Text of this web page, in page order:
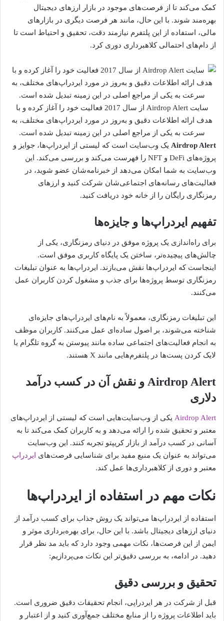
کمک می‌کند تا از فرصت‌های موجود در بازار ارزهای دیجیتال
بهره‌مند شوند. با این حال، مانند هر فرصت دیگری در بازارهای
مالی، استفاده از این پلتفرم نیازمند دقت، تحقیق و احتیاط است تا
از دام‌های احتمالی کلاهبرداری دوری کرد.
سایت Airdrop Alert از سال 2017 فعالیت خود را آغاز کرده و با
هدف ارائه اطلاعات دقیق و به‌روز در مورد ایردراپ‌های مختلف، به
سرعت به یکی از مراجع اصلی در این زمینه تبدیل شده است.
Airdrop Alert یک وب‌سایت است که لیستی از ایردراپ‌ها، جوایز و
پروژه‌های DeFi و NFT را فهرست می‌کند و بررسی می‌کند. این
وب‌سایت به شما امکان می‌دهد از خبرنامه‌شان عضو شوید، در
فعالیت‌های رسانه‌های اجتماعی‌شان شرکت کنید و ارزهای
رمزنگاری رایگان را از خانه خود دریافت کنید.
تفهیم ایردراپ‌ها و جایزه‌ها
برای راه‌اندازی یک پروژه موفق در دنیای رمزنگاری، یکی از
چالش‌های پیچیده‌تر، ساختن یک پایگاه کاربری موفق است.
اینجاست که ایردراپ‌ها نقش می‌بازند. ایردراپ‌ها به عنوان تبلیغات
رمزنگاری توسط پروژه‌ها برای جذب و مشغول کردن کاربران عمل
می‌کنند.
این تبلیغات رمزنگاری، معمولاً به نام‌های ایردراپ‌های جایزه‌ای
شناخته می‌شوند، بر اصول ساده‌ای عمل می‌کنند. کاربران موظف
به انجام فعالیت‌های اجتماعی ساده مانند پیوستن به گروه تلگرام یا
لایک کردن پست‌ها در پلتفرم‌هایی مانند X هستند.
Airdrop Alert و نقش آن در کسب درآمد
دلاری
Airdrop Alert یکی از وب‌سایت‌هایی است که لیستی از ایردراپ‌های
معتبر و تحقیق شده را ارائه می‌دهد و به کاربران کمک می‌کند تا به
آسانی در کسب درآمد از بازار کریپتو تجربه کنند. این وب‌سایت
می‌تواند به عنوان یک منبع مفید برای شناسایی فرصت‌های
ایردراپ
معتبر و دوری از کلاهبرداری‌ها عمل کند.
نکات مهم در استفاده از ایردراپ‌ها
استفاده از ایردراپ‌ها می‌تواند یک روش جذاب برای کسب درآمد از
دنیای ارزهای دیجیتال باشد. با این حال، برای بهره‌برداری موثر و
ایمن از این فرصت‌ها، نکات مهمی وجود دارد که باید مد نظر قرار
دهید. در ادامه، به بررسی دقیق‌تر این نکات می‌پردازیم:
تحقیق و بررسی دقیق
قبل از شرکت در هر ایردراپی، انجام تحقیقات دقیق ضروری است.
باید اطلاعات پروژه را از منابع مختلف جمع‌آوری کنید و از اعتبار و